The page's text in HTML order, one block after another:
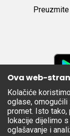
Apple
Store
Ova web-
Kolačiće
oglase, omogućili
promet. Isto tako,
lokacije dijelimo
oglašavanje i